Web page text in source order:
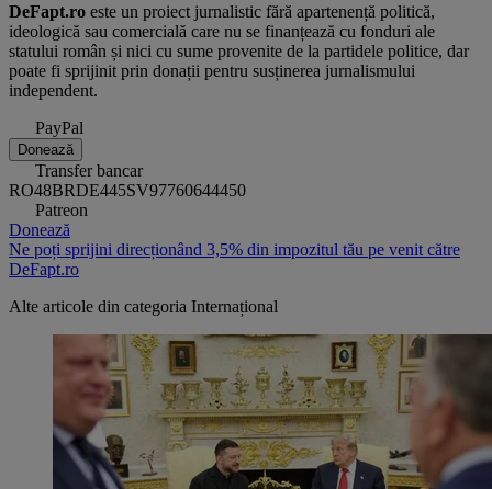
DeFapt.ro este un proiect jurnalistic fără apartenență politică,
ideologică sau comercială care nu se finanțează cu fonduri ale
statului român și nici cu sume provenite de la partidele politice, dar
poate fi sprijinit prin donații pentru susținerea jurnalismului
independent.
PayPal
Donează
Transfer bancar
RO48BRDE445SV97760644450
Patreon
Donează
Ne poți sprijini direcționând 3,5% din impozitul tău pe venit către
DeFapt.ro
Alte articole din categoria Internațional